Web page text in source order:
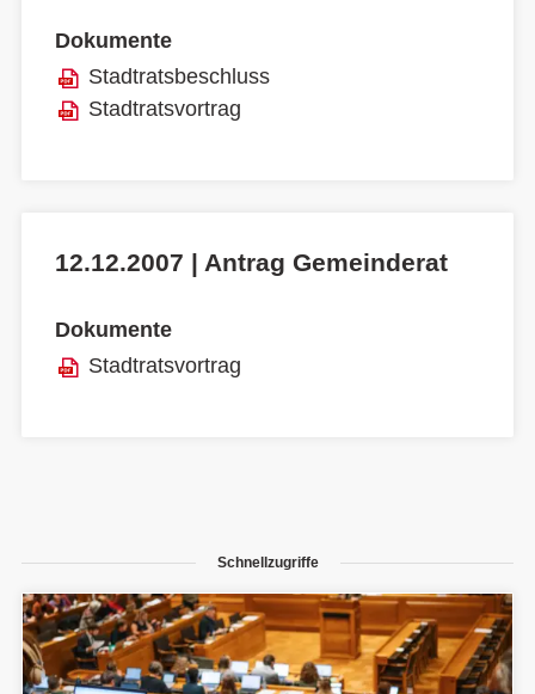
Dokumente
Stadtratsbeschluss
Stadtratsvortrag
12.12.2007 | Antrag Gemeinderat
Dokumente
Stadtratsvortrag
Schnellzugriffe